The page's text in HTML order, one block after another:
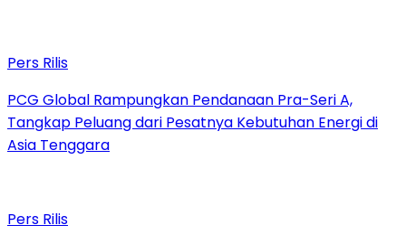
Pers Rilis
PCG Global Rampungkan Pendanaan Pra-Seri A,
Tangkap Peluang dari Pesatnya Kebutuhan Energi di
Asia Tenggara
Pers Rilis